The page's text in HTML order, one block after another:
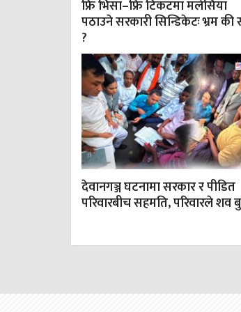
फ्रि भिसा–फ्रि टिकटमा मलेसिया
पठाउने सरकारी सिन्डिकेटः भ्रम की
?
देवानगञ्ज घटनामा सरकार र पीडित
परिवारबीच सहमति, परिवारले शव